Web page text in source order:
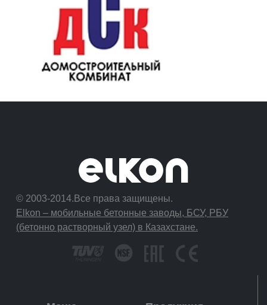
© 2003-2014.Все права защищены.
Elkon – мобильные бетонные заводы, БСУ, РБУ
(бетонно растворный узел) в Казахстане.